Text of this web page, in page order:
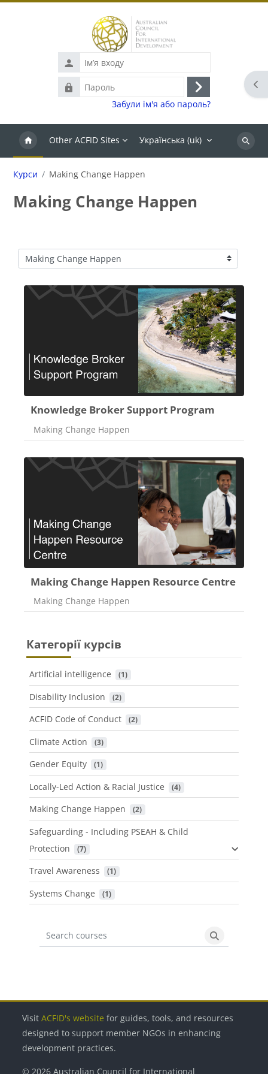
Ім’я
входу
Пароль
Увійти
Забули ім'я або пароль?
Other ACFID Sites Українська ‎(uk)‎
Пошук
Курси Making Change Happen
Making Change Happen
Категорії курсів
Knowledge Broker Support Program
Категорія курсу
Making Change Happen
Making Change Happen Resource Centre
Категорія курсу
Making Change Happen
Категорії курсів
Artificial intelligence (1)
Disability Inclusion (2)
ACFID Code of Conduct (2)
Climate Action (3)
Gender Equity (1)
Locally-Led Action & Racial Justice (4)
Making Change Happen (2)
Safeguarding - Including PSEAH & Child
Protection
(7)
Travel Awareness (1)
Systems Change (1)
Search courses
Search
Блоки
Блоки
Блоки
Блоки
VisitACFID's website for guides, tools, and resources
designed to support member NGOs in enhancing
development practices.
© 2026 Australian Council for International